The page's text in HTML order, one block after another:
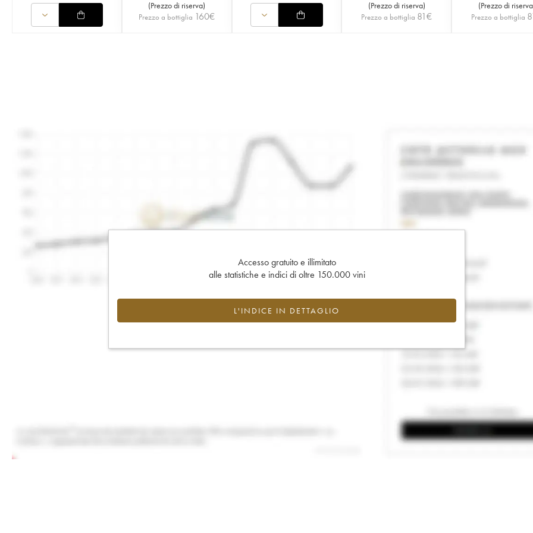
(Prezzo di riserva)
Prezzo a bottiglia 160€
(Prezzo di riserva)
Prezzo a bottiglia 81€
(Prezzo di riserva
Prezzo a bottiglia
Accesso gratuito e illimitato
alle statistiche e indici di oltre 150.000 vini
L'INDICE IN DETTAGLIO